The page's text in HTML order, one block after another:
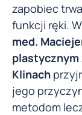
zapobiec
funkcji ręki.
med.
plastycznym
Klinach
jego
metodom